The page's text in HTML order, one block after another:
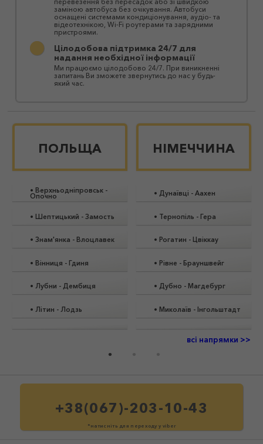
перевезення без пересадок або зі швидкою
заміною автобуса без очікування. Автобуси
оснащені системами кондиціонування, аудіо- та
відеотехнікою, Wi-Fi роутерами та зарядними
пристроями.
Цілодобова підтримка 24/7 для
надання необхідної інформації
Ми працюємо цілодобово 24/7. При виникненні
запитань Ви зможете звернутись до нас у будь-
який час.
ПОЛЬЩА
• Верхньодніпровськ-
Опочно
• Шептицький - Замость
• Знам'янка - Влоцлавек
• Вінниця - Гдиня
• Лубни - Дембиця
• Літин - Лодзь
НІМЕЧЧИНА
• Дунаївці - Аахен
• Тернопіль - Гера
• Рогатин - Цвіккау
• Рівне - Брауншвейг
• Дубно - Магдебург
• Миколаїв - Інгольштадт
всі напрямки >>
+38(067)-203-10-43
*натисніть для переходу у viber